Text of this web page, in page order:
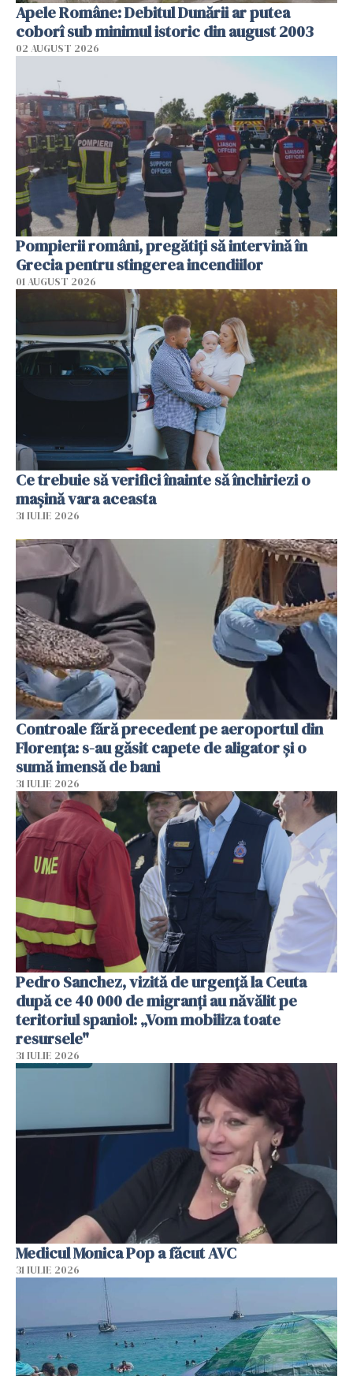
Apele Române: Debitul Dunării ar putea
coborî sub minimul istoric din august 2003
02 AUGUST 2026
Pompierii români, pregătiţi să intervină în
Grecia pentru stingerea incendiilor
01 AUGUST 2026
Ce trebuie să verifici înainte să închiriezi o
mașină vara aceasta
31 IULIE 2026
Controale fără precedent pe aeroportul din
Florența: s-au găsit capete de aligator și o
sumă imensă de bani
31 IULIE 2026
Pedro Sanchez, vizită de urgență la Ceuta
după ce 40 000 de migranți au năvălit pe
teritoriul spaniol: „Vom mobiliza toate
resursele"
31 IULIE 2026
Medicul Monica Pop a făcut AVC
31 IULIE 2026